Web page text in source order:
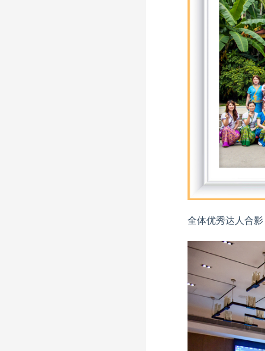
全体优秀达人合影